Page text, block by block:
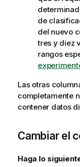
de
del nuevo
tres y diez
rangos
Las otras
completamente
contener datos
Cambiar el
Haga lo